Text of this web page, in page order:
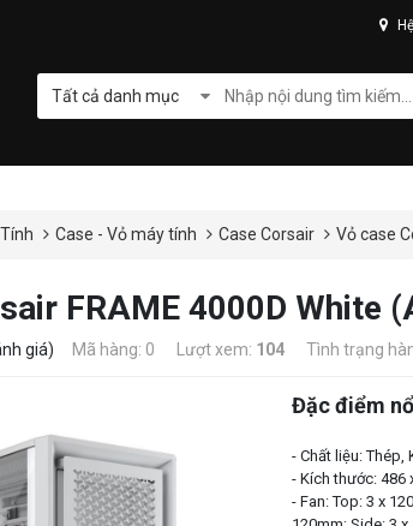
Tất cả danh mục
Case - Vỏ máy tính Case Corsair Vỏ case
FRAME 4000D White
giá) Mã hàng: 0 Lượt xem: 104 Tình trạng
Đặc điểm
- Chất liệu: Thép,
- Kích thước: 486
- Fan: Top: 3 x